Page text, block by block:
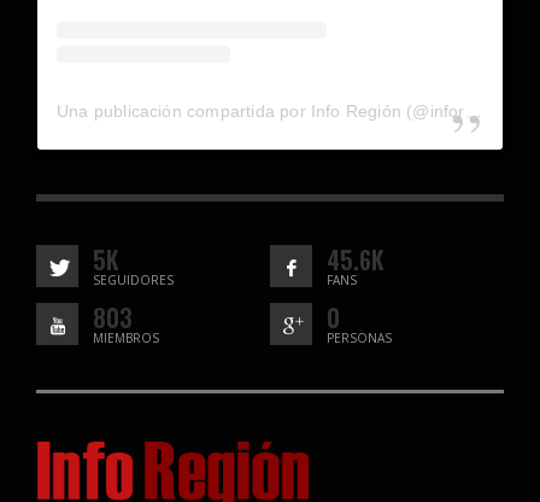
5K
SEGUIDORES
45.6K
FANS
803
MIEMBROS
0
PERSONAS